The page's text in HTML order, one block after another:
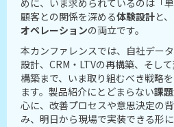
めに、いま求められているのは「
顧客との関係を深める体験設計と
オペレーションの両立です。
本カンファレンスでは、自社デー
設計、CRM・LTVの再構築、そし
構築まで、いま取り組むべき戦略
ます。製品紹介にとどまらない課
心に、改善プロセスや意思決定の
み、明日から現場で実装できる形に